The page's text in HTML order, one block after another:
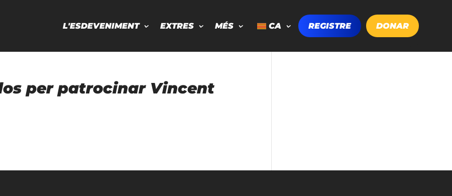
L'ESDEVENIMENT EXTRES MÉS CA REGISTRE DONAR
per patrocinar Vincent